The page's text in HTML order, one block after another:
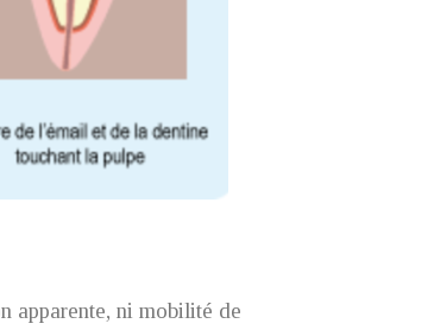
apparente, ni mobilité de